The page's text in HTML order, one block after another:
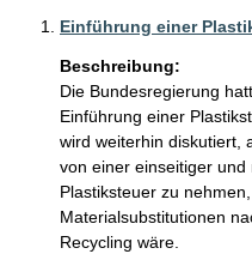
Einführung einer
Beschreibung:
Die Bundesregierung
Einführung einer
wird weiterhin diskutiert,
von einer einseitiger
Plastiksteuer zu
Materialsubstitutionen
Recycling wäre.